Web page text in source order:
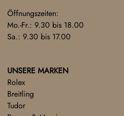
Öffnungszeiten:
Mo.-Fr.: 9.30 bis 18.00
Sa.: 9.30 bis 17.00
UNSERE MARKEN
Rolex
Breitling
Tudor